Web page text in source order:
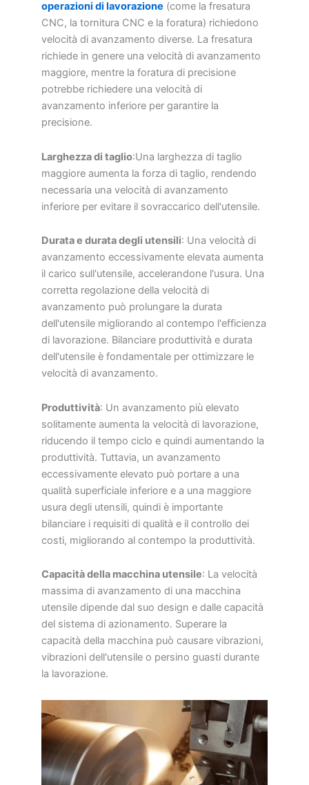
operazioni di lavorazione (come la fresatura
CNC, la tornitura CNC e la foratura) richiedono
velocità di avanzamento diverse. La fresatura
richiede in genere una velocità di avanzamento
maggiore, mentre la foratura di precisione
potrebbe richiedere una velocità di
avanzamento inferiore per garantire la
precisione.
Larghezza di taglio:Una larghezza di taglio
maggiore aumenta la forza di taglio, rendendo
necessaria una velocità di avanzamento
inferiore per evitare il sovraccarico dell'utensile.
Durata e durata degli utensili: Una velocità di
avanzamento eccessivamente elevata aumenta
il carico sull'utensile, accelerandone l'usura. Una
corretta regolazione della velocità di
avanzamento può prolungare la durata
dell'utensile migliorando al contempo l'efficienza
di lavorazione. Bilanciare produttività e durata
dell'utensile è fondamentale per ottimizzare le
velocità di avanzamento.
Produttività: Un avanzamento più elevato
solitamente aumenta la velocità di lavorazione,
riducendo il tempo ciclo e quindi aumentando la
produttività. Tuttavia, un avanzamento
eccessivamente elevato può portare a una
qualità superficiale inferiore e a una maggiore
usura degli utensili, quindi è importante
bilanciare i requisiti di qualità e il controllo dei
costi, migliorando al contempo la produttività.
Capacità della macchina utensile: La velocità
massima di avanzamento di una macchina
utensile dipende dal suo design e dalle capacità
del sistema di azionamento. Superare la
capacità della macchina può causare vibrazioni,
vibrazioni dell'utensile o persino guasti durante
la lavorazione.